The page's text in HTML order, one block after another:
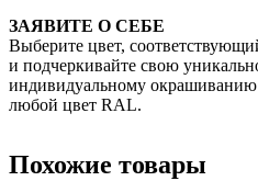
ЗАЯВИТЕ О СЕБЕ
Выберите цвет,
и подчеркивайте свою
индивидуальному
любой цвет RAL.
Похожие товары